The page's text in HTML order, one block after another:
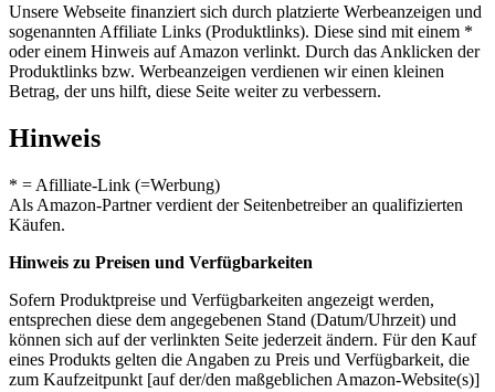
Unsere Webseite finanziert sich durch platzierte Werbeanzeigen und
sogenannten Affiliate Links (Produktlinks). Diese sind mit einem *
oder einem Hinweis auf Amazon verlinkt. Durch das Anklicken der
Produktlinks bzw. Werbeanzeigen verdienen wir einen kleinen
Betrag, der uns hilft, diese Seite weiter zu verbessern.
Hinweis
* = Afilliate-Link (=Werbung)
Als Amazon-Partner verdient der Seitenbetreiber an qualifizierten
Käufen.
Hinweis zu Preisen und Verfügbarkeiten
Sofern Produktpreise und Verfügbarkeiten angezeigt werden,
entsprechen diese dem angegebenen Stand (Datum/Uhrzeit) und
können sich auf der verlinkten Seite jederzeit ändern. Für den Kauf
eines Produkts gelten die Angaben zu Preis und Verfügbarkeit, die
zum Kaufzeitpunkt [auf der/den maßgeblichen Amazon-Website(s)]